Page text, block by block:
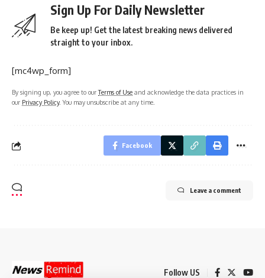
Sign Up For Daily Newsletter
Be keep up! Get the latest breaking news delivered
straight to your inbox.
[mc4wp_form]
By signing up, you agree to ourTerms of Use and acknowledge the data practices in
our Privacy Policy. You may unsubscribe at any time.
Facebook
Leave a comment
Follow US